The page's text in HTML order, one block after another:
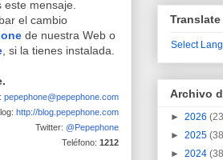
este mensaje.
el cambio
de nuestra Web o
, si la tienes instalada.
pepephone@pepephone.com
http://blog.pepephone.com
Twitter: @Pepephone
Teléfono: 1212
Translate
Select
Archivo
► 2026
► 2025
► 2024